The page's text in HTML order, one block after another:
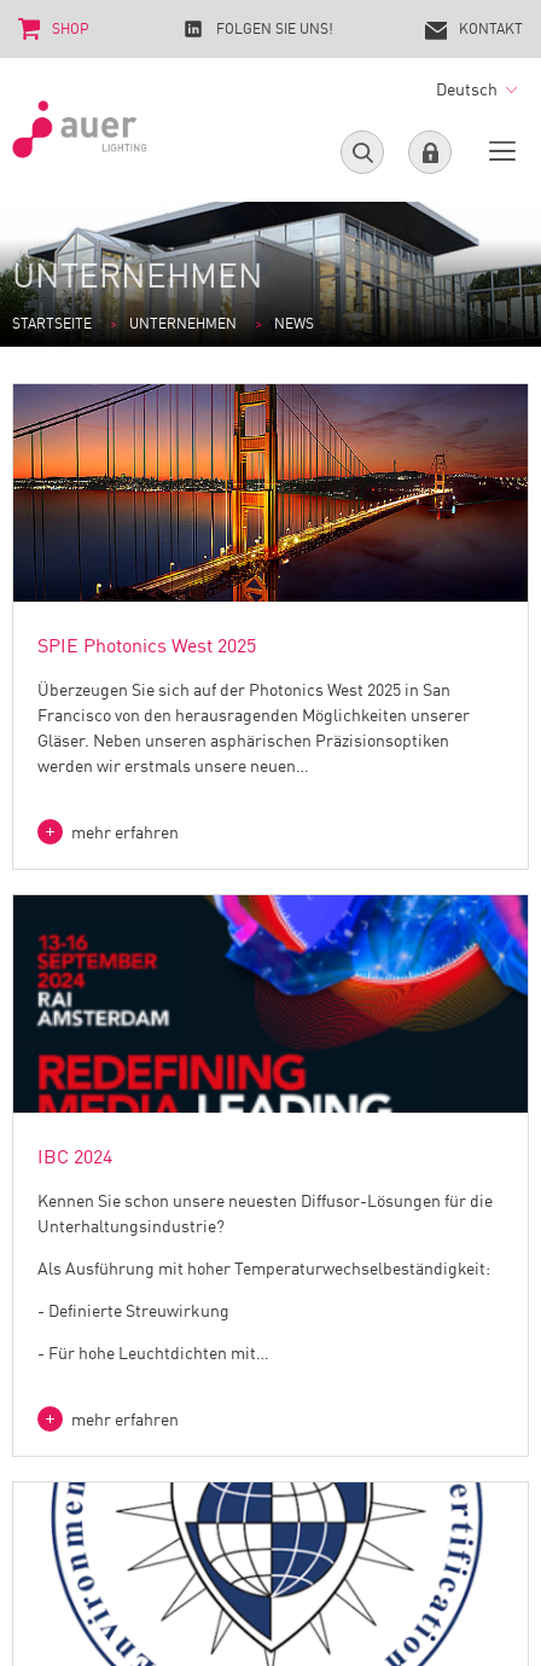
Deutsch
SHOP FOLGEN SIE UNS! KONTAKT
UNTERNEHMEN
STARTSEITE UNTERNEHMEN NEWS
SPIE Photonics West 2025
Überzeugen Sie sich auf der Photonics West 2025 in San
Francisco von den herausragenden Möglichkeiten unserer
Gläser. Neben unseren asphärischen Präzisionsoptiken
werden wir erstmals unsere neuen…
mehr erfahren
IBC 2024
Kennen Sie schon unsere neuesten Diffusor-Lösungen für die
Unterhaltungsindustrie?
Als Ausführung mit hoher Temperaturwechselbeständigkeit:
- Definierte Streuwirkung
- Für hohe Leuchtdichten mit…
mehr erfahren